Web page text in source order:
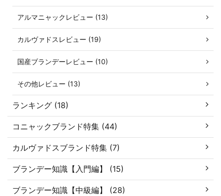
アルマニャックレビュー (13)
カルヴァドスレビュー (19)
国産ブランデーレビュー (10)
その他レビュー (13)
ランキング (18)
コニャックブランド特集 (44)
カルヴァドスブランド特集 (7)
ブランデー知識【入門編】 (15)
ブランデー知識【中級編】 (28)